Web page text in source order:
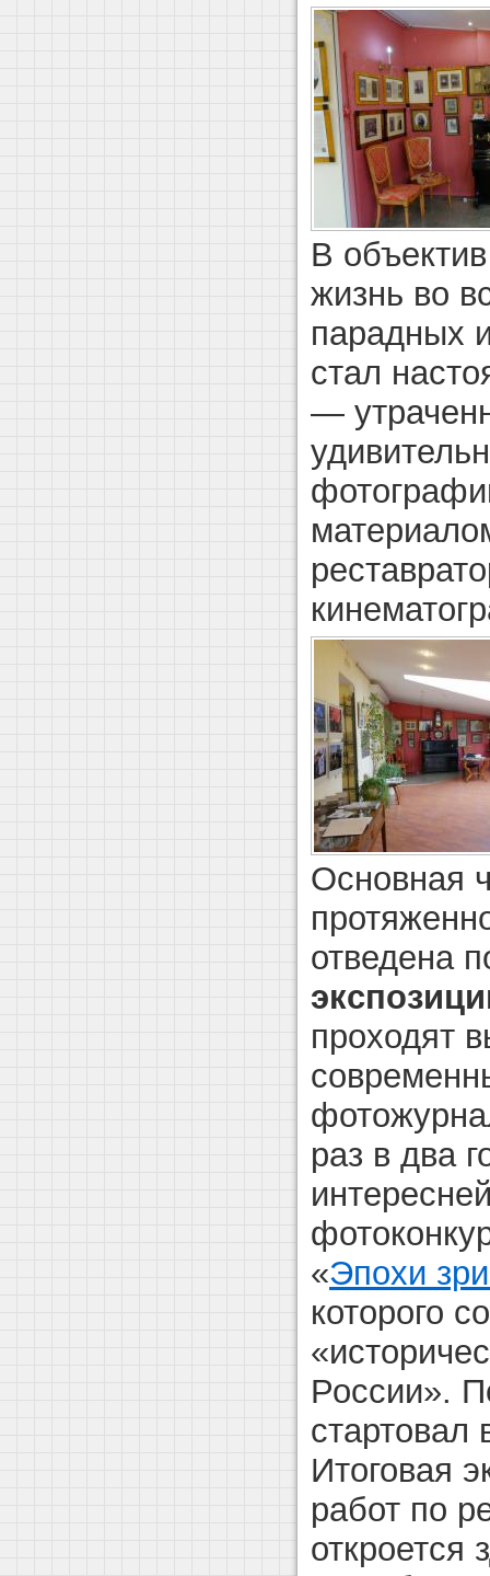
В
жизнь во
парадных
стал
—
Основная
отведена
проходят
раз в два
«Эпохи
которого
России».
стартовал
Итоговая
работ по
откроется